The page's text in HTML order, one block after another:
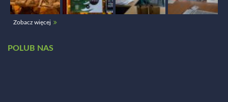
Zobacz więcej
POLUB NAS